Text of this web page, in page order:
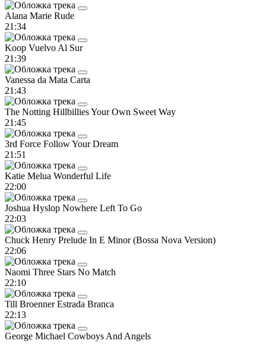
Alana Marie Rude
21:34
Koop Vuelvo Al Sur
21:39
Vanessa da Mata Carta
21:43
The Notting HillbilliesYour Own Sweet Way
21:45
3rd Force Follow Your Dream
21:51
Katie Melua Wonderful Life
22:00
Joshua Hyslop Nowhere Left To Go
22:03
Chuck Henry Prelude In E Minor (Bossa Nova Version)
22:06
Naomi Three Stars No Match
22:10
Till BroennerEstrada Branca
22:13
George Michael Cowboys And Angels